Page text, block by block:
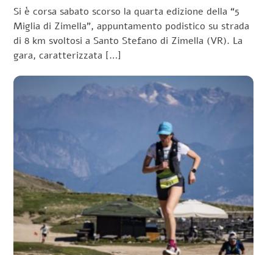
Si è corsa sabato scorso la quarta edizione della “5
Miglia di Zimella”, appuntamento podistico su strada
di 8 km svoltosi a Santo Stefano di Zimella (VR). La
gara, caratterizzata […]